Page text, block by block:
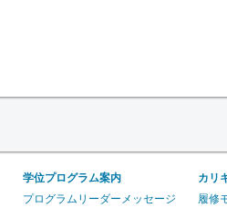
学位プログラム案内
プログラムリーダーメッセージ
カリ
履修